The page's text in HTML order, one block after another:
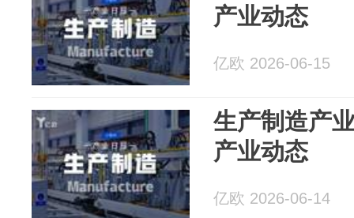
产业动态
亿欧 2026-06-15
生产制造产
产业动态
亿欧 2026-06-14